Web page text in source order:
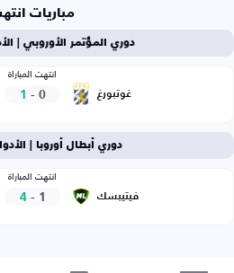
مباريات
دوري المؤتمر الأوروبي |
غوتبورغ
انتهت المباراة
0
-
1
دوري أبطال أوروبا |
فيتيبسك
انتهت المباراة
1
-
4